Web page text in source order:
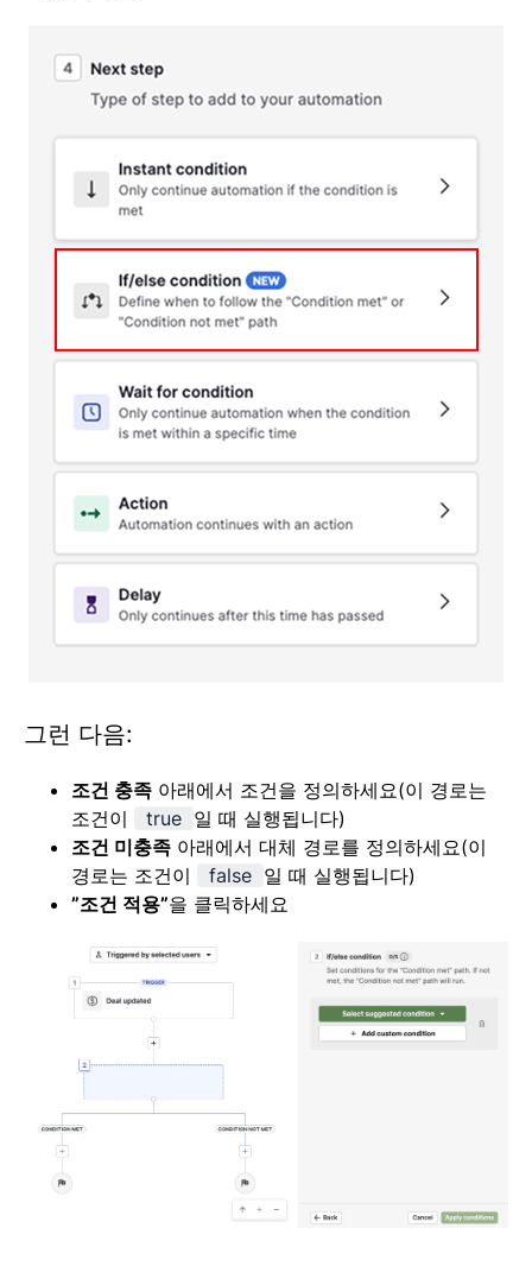
그런 다음:
조건 충족 아래에서 조건을 정의하세요(이 경로는
조건이
true 일 때 실행됩니다)
조건 미충족 아래에서 대체 경로를 정의하세요(이
경로는 조건이
false 일 때 실행됩니다)
”조건 적용”을 클릭하세요